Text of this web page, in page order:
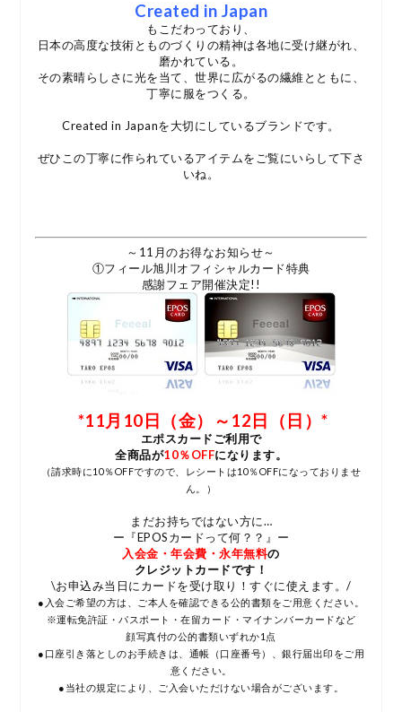
Created in Japan
もこだわっており、
日本の高度な技術とものづくりの精神は各地に受け継がれ、
磨かれている。
その素晴らしさに光を当て、世界に広がるの繊維とともに、
丁寧に服をつくる。
Created in Japanを大切にしているブランドです。
ぜひこの丁寧に作られているアイテムをご覧にいらして下さ
いね。
～11月のお得なお知らせ～
①フィール旭川オフィシャルカード特典
感謝フェア開催決定!!
*11月10日（金）～12日（日）*
エポスカードご利用で
全商品が10％OFFになります。
（請求時に10％OFFですので、レシートは10％OFFになっておりませ
ん。）
まだお持ちではない方に…
ー『EPOSカードって何？？』ー
入会金・年会費・永年無料の
クレジットカードです！
\お申込み当日にカードを受け取り！すぐに使えます。/
●入会ご希望の方は、ご本人を確認できる公的書類をご用意ください。
※運転免許証・パスポート・在留カード・マイナンバーカードなど
顔写真付の公的書類いずれか1点
●口座引き落としのお手続きは、通帳（口座番号）、銀行届出印をご用
意ください。
●当社の規定により、ご入会いただけない場合がございます。